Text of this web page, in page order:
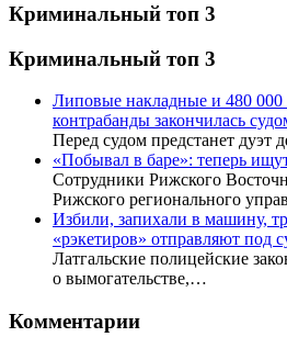
Криминальный топ 3
Криминальный топ 3
Липовые накладные и 480 000
контрабанды закончилась
Перед судом предстанет дуэт
«Побывал в баре»: теперь
Сотрудники Рижского
Рижского регионального
Избили, запихали в машину,
«рэкетиров» отправляют под
Латгальские полицейские
о вымогательстве,…
Комментарии